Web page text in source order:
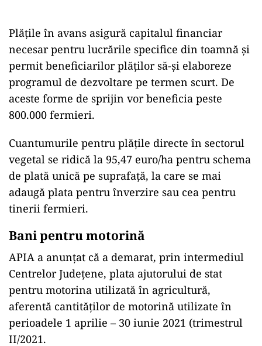
Plățile în avans asigură capitalul financiar
necesar pentru lucrările specifice din toamnă și
permit beneficiarilor plăţilor să-şi elaboreze
programul de dezvoltare pe termen scurt. De
aceste forme de sprijin vor beneficia peste
800.000 fermieri.
Cuantumurile pentru plățile directe în sectorul
vegetal se ridică la 95,47 euro/ha pentru schema
de plată unică pe suprafaţă, la care se mai
adaugă plata pentru înverzire sau cea pentru
tinerii fermieri.
Bani pentru motorină
APIA a anunțat că a demarat, prin intermediul
Centrelor Județene, plata ajutorului de stat
pentru motorina utilizată în agricultură,
aferentă cantităților de motorină utilizate în
perioadele 1 aprilie – 30 iunie 2021 (trimestrul
II/2021.